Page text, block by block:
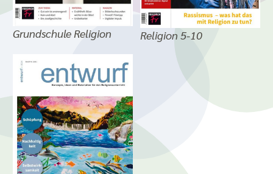
Grundschule Religion Religion 5-10